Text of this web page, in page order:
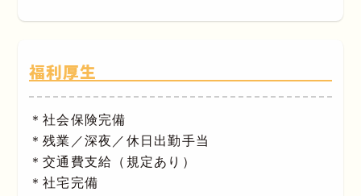
福利厚生
＊社会保険完備
＊残業／深夜／休日出勤手当
＊交通費支給（規定あり）
＊社宅完備